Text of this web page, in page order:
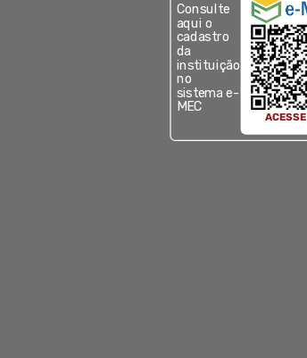
Consulte
aqui o
cadastro
da
instituição
no
sistema e-
MEC